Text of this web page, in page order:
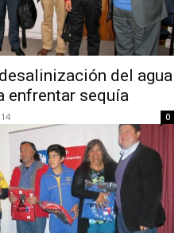
del agua
enfrentar sequía
0